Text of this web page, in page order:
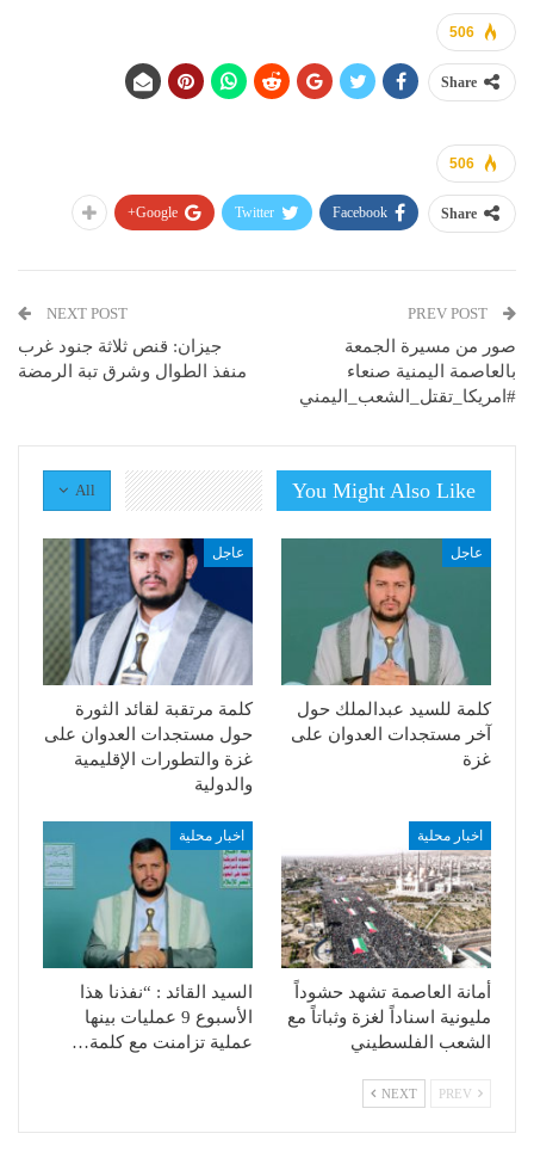
506
Share
506
Share
Facebook
Twitter
Google+
صور من مسيرة الجمعة
بالعاصمة اليمنية صنعاء
#امريكا_تقتل_الشعب_اليمني
NEXT POST
جيزان: قنص ثلاثة جنود غرب
منفذ الطوال وشرق تبة الرمضة
All You Might Also Like
عاجل
كلمة للسيد عبدالملك حول
آخر مستجدات العدوان على
غزة
عاجل
كلمة مرتقبة لقائد الثورة
حول مستجدات العدوان على
غزة والتطورات الإقليمية
والدولية
اخبار محلية
أمانة العاصمة تشهد حشوداً
مليونية اسناداً لغزة وثباتاً مع
الشعب الفلسطيني
اخبار محلية
السيد القائد : “نفذنا هذا
الأسبوع 9 عمليات بينها
عملية تزامنت مع كلمة…
NEXT